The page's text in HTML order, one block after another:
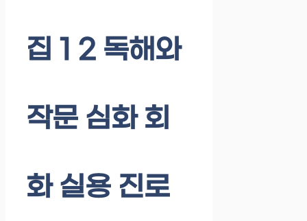
집 1 2 독해와
작문 심화 회
화 실용 진로